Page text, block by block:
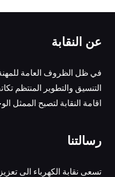
عن النقابة
في ظل الظروف العامة
التنسيق والتطوير المنتظم
اقامة النقابة لتصبح الممثل
رسالتنا
تسعى نقابة الكهرباء الى